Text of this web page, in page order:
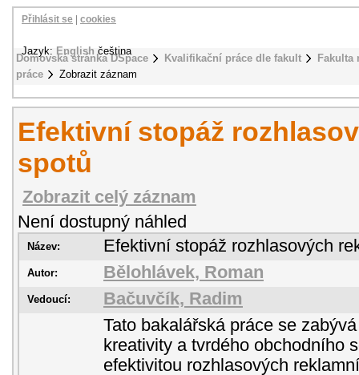
Domovská stránka DSpace Kvalifikační práce dle fakult
práce
Zobrazit záznam
Přihlásit se cookies
Jazyk: English čeština
Efektivní stopáž
spotů
Zobrazit celý záznam
Není dostupný náhled
Název: Efektivní stopáž rozhlasových
Autor: Bělohlávek, Roman
Vedoucí: Bačuvčík, Radim
Tato bakalářská práce se
kreativity a tvrdého obchodního
efektivitou rozhlasových